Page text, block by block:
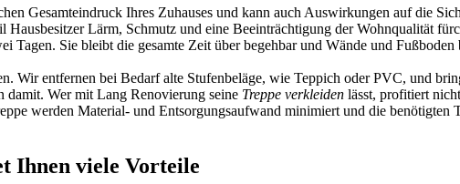
Gesamteindruck Ihres Zuhauses und kann auch Auswirkungen auf die
Hausbesitzer Lärm, Schmutz und eine Beeinträchtigung der Wohnqualität
Sie bleibt die gesamte Zeit über begehbar und Wände und Fußboden
Wir entfernen bei Bedarf alte Stufenbeläge, wie Teppich oder PVC, und
Wer mit Lang Renovierung seine Treppe verkleiden lässt, profitiert
werden Material- und Entsorgungsaufwand minimiert und die benötigten
Ihnen viele Vorteile